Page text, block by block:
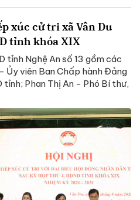
xúc cử tri xã Vân Du
tỉnh khóa XIX
tỉnh Nghệ An số 13 gồm các
Ủy viên Ban Chấp hành Đảng
Phan Thị An - Phó Bí thư,